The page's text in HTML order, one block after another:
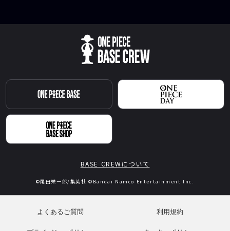
BASE CREWについて
©尾田栄一郎/集英社 ©Bandai Namco Entertainment Inc.
よくあるご質問 利用規約